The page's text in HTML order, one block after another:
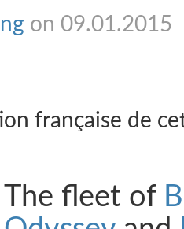
on 09.01.2015
française de
The fleet of